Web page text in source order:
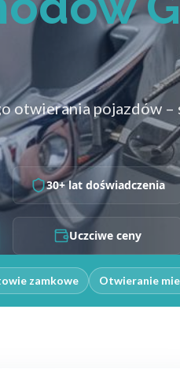
otwierania pojazdów –
30+ lat doświadczenia
Uczciwe ceny
zamkowe Otwieranie